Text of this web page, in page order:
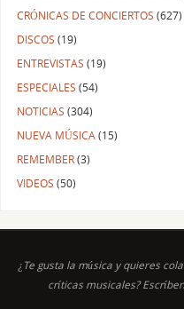
CRÓNICAS DE CONCIERTOS (627)
DISCOS (19)
ENTREVISTAS (19)
ESPECIALES (54)
NOTICIAS (304)
NUEVA MÚSICA(15)
REMEMBER(3)
VIDEOS (50)
¿Te gusta la música y quieres
críticas musicales?